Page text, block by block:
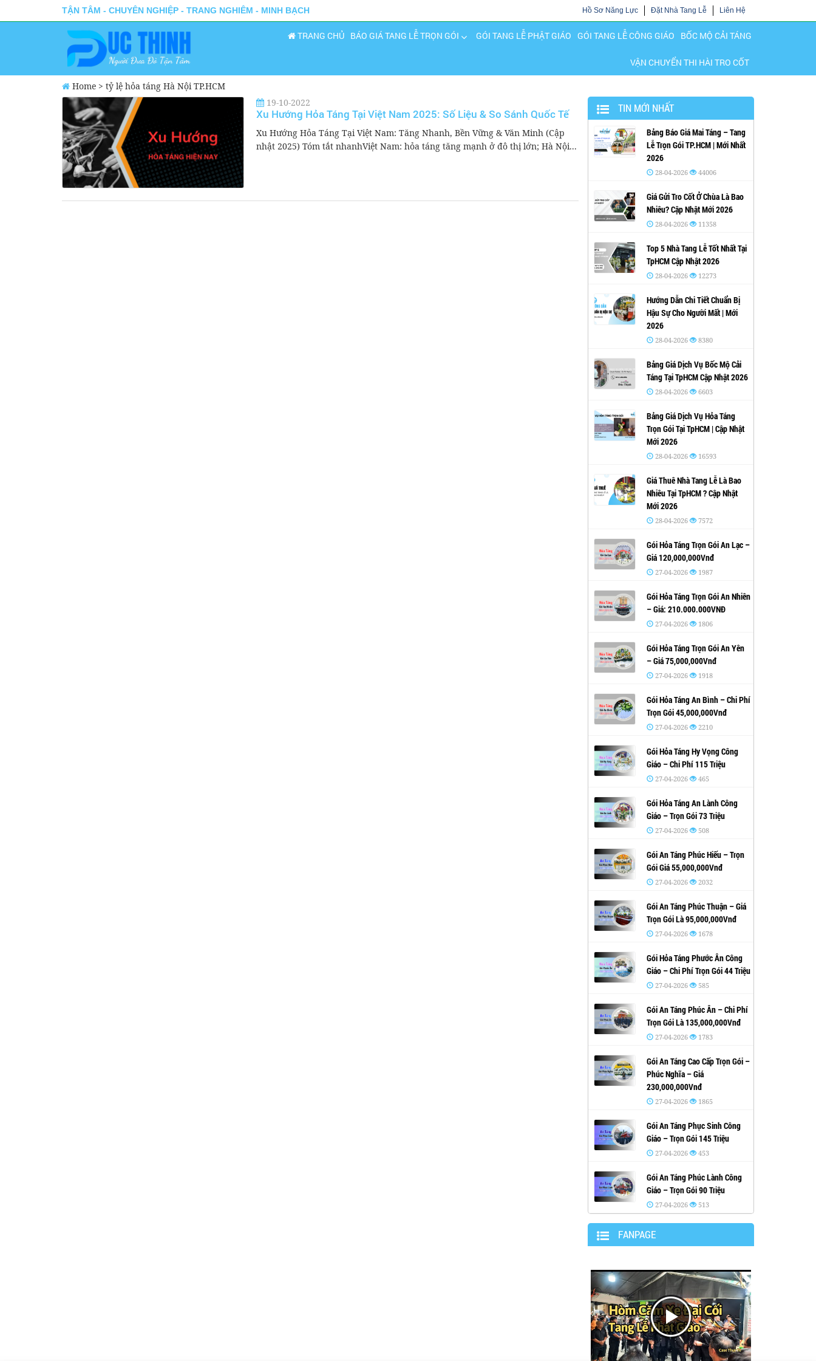
TẬN TÂM - CHUYÊN NGHIỆP - TRANG NGHIÊM - MINH BẠCH Hồ Sơ Năng Lực Đặt Nhà Tang Lễ Liên Hệ
TRANG CHỦ BÁO GIÁ TANG LỄ TRỌN GÓI GÓI TANG LỄ PHẬT GIÁO GÓI TANG LỄ CÔNG GIÁO BỐC MỘ CẢI TÁNG
VẬN CHUYỂN THI HÀI TRO CỐT
Home > tỷ lệ hỏa táng Hà Nội TP.HCM
19-10-2022
Xu Hướng Hỏa Táng Tại Việt Nam 2025: Số Liệu & So Sánh Quốc Tế
Xu Hướng Hỏa Táng Tại Việt Nam: Tăng Nhanh, Bền Vững & Văn Minh (Cập
nhật 2025) Tóm tắt nhanhViệt Nam: hỏa táng tăng mạnh ở đô thị lớn; Hà Nội...
TIN MỚI NHẤT
Bảng Báo Giá Mai Táng – Tang
Lễ Trọn Gói TP.HCM | Mới Nhất
2026
28-04-2026 44006
Giá Gửi Tro Cốt Ở Chùa Là Bao
Nhiêu? Cập Nhật Mới 2026
28-04-2026 11358
Top 5 Nhà Tang Lễ Tốt Nhất Tại
TpHCM Cập Nhật 2026
28-04-2026 12273
Hướng Dẫn Chi Tiết Chuẩn Bị
Hậu Sự Cho Người Mất | Mới
2026
28-04-2026 8380
Bảng Giá Dịch Vụ Bốc Mộ Cải
Táng Tại TpHCM Cập Nhật 2026
28-04-2026 6603
Bảng Giá Dịch Vụ Hỏa Táng
Trọn Gói Tại TpHCM | Cập Nhật
Mới 2026
28-04-2026 16593
Giá Thuê Nhà Tang Lễ Là Bao
Nhiêu Tại TpHCM ? Cập Nhật
Mới 2026
28-04-2026 7572
Gói Hỏa Táng Trọn Gói An Lạc –
Giá 120,000,000Vnđ
27-04-2026 1987
Gói Hỏa Táng Trọn Gói An Nhiên
– Giá: 210.000.000VNĐ
27-04-2026 1806
Gói Hỏa Táng Trọn Gói An Yên
– Giá 75,000,000Vnđ
27-04-2026 1918
Gói Hỏa Táng An Bình – Chi Phí
Trọn Gói 45,000,000Vnđ
27-04-2026 2210
Gói Hỏa Táng Hy Vọng Công
Giáo – Chi Phí 115 Triệu
27-04-2026 465
Gói Hỏa Táng An Lành Công
Giáo – Trọn Gói 73 Triệu
27-04-2026 508
Gói An Táng Phúc Hiếu – Trọn
Gói Giá 55,000,000Vnđ
27-04-2026 2032
Gói An Táng Phúc Thuận – Giá
Trọn Gói Là 95,000,000Vnđ
27-04-2026 1678
Gói Hỏa Táng Phước Ân Công
Giáo – Chi Phí Trọn Gói 44 Triệu
27-04-2026 585
Gói An Táng Phúc Ân – Chi Phí
Trọn Gói Là 135,000,000Vnđ
27-04-2026 1783
Gói An Táng Cao Cấp Trọn Gói –
Phúc Nghĩa – Giá
230,000,000Vnđ
27-04-2026 1865
Gói An Táng Phục Sinh Công
Giáo – Trọn Gói 145 Triệu
27-04-2026 453
Gói An Táng Phúc Lành Công
Giáo – Trọn Gói 90 Triệu
27-04-2026 513
FANPAGE